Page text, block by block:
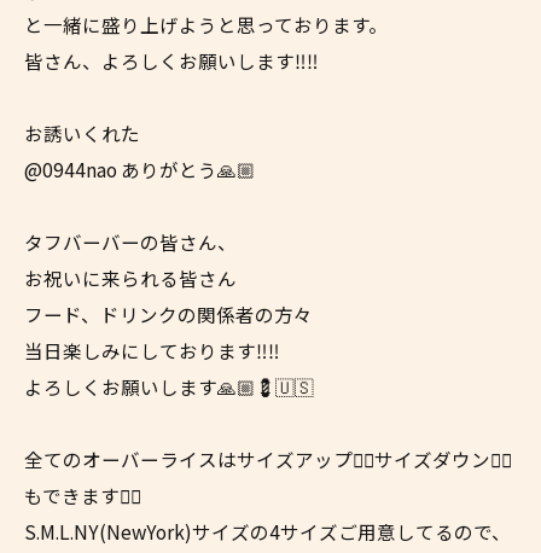
と一緒に盛り上げようと思っております。
皆さん、よろしくお願いします‼️‼️
お誘いくれた
@0944nao ありがとう🙏🏼
タフバーバーの皆さん、
お祝いに来られる皆さん
フード、ドリンクの関係者の方々
当日楽しみにしております‼️‼️
よろしくお願いします🙏🏼💈🇺🇸
全てのオーバーライスはサイズアップ☝🏼サイズダウン👇🏼
もできます👍🏼
S.M.L.NY(NewYork)サイズの4サイズご用意してるので、